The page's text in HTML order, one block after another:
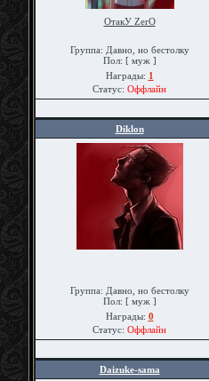
ОтакУ ZerO
Группа: Давно, но бестолку
Пол: [ муж ]
Награды: 1
Статус: Оффлайн
Diklon
Группа: Давно, но бестолку
Пол: [ муж ]
Награды: 0
Статус: Оффлайн
Daizuke-sama